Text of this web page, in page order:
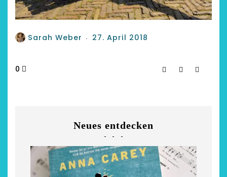
Neues entdecken
Sarah Weber 27. April 2018
0